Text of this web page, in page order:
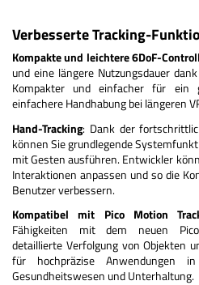
Verbesserte Tracking-
Kompakte und leichtere 6DoF-
und eine längere Nutzungsdauer
Kompakter und einfacher für ein
einfachere Handhabung bei längeren
Hand-Tracking: Dank der
können Sie grundlegende
mit Gesten ausführen. Entwickler
Interaktionen anpassen und so die
Benutzer verbessern.
Kompatibel mit Pico Motion
Fähigkeiten mit dem neuen
detaillierte Verfolgung von Objekten
für hochpräzise Anwendungen
Gesundheitswesen und Unterhaltung.